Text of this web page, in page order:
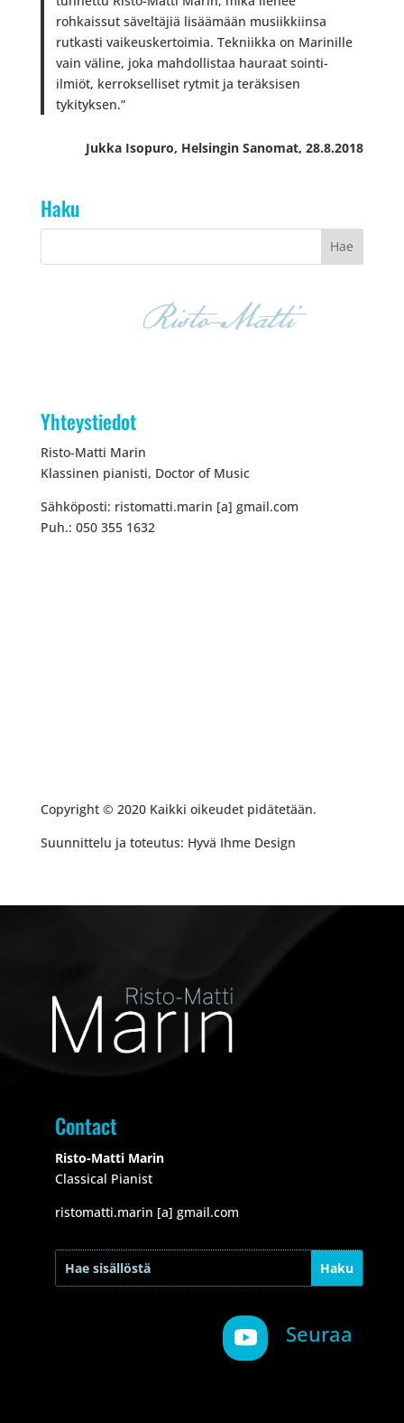
rohkaissut säveltäjiä lisäämään musiikkiinsa
rutkasti vaikeuskertoimia. Tekniikka on Marinille
vain väline, joka mahdollistaa hauraat sointi-
ilmiöt, kerrokselliset rytmit ja teräksisen
tykityksen.”
Jukka Isopuro, Helsingin Sanomat, 28.8.2018
Haku
Yhteystiedot
Risto-Matti Marin
Klassinen pianisti, Doctor of Music
Sähköposti: ristomatti.marin [a] gmail.com
Puh.: 050 355 1632
Copyright © 2020 Kaikki oikeudet pidätetään.
Suunnittelu ja toteutus: Hyvä Ihme Design
Contact
Risto-Matti Marin
Classical Pianist
ristomatti.marin [a] gmail.com
Seuraa